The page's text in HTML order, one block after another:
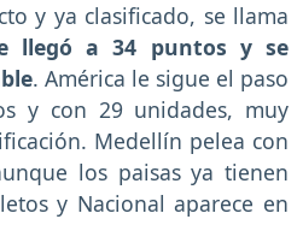
y ya clasificado, se llama
llegó a 34 puntos y se
. América le sigue el paso
y con 29 unidades, muy
Medellín pelea con
los paisas ya tienen
y Nacional aparece en